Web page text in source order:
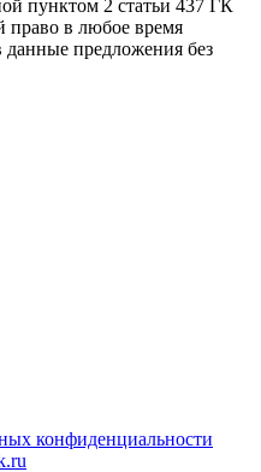
пунктом 2 статьи 437 ГК
право в любое время
данные предложения без
конфиденциальности